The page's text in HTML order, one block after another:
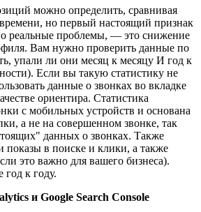
можно определить, сравнивая
но первый настоящий признак
реальные проблемы, — это снижение
Вам нужно проверить данные по
упали ли они месяц к месяцу И год к
Если вы такую статистику не
данные о звонках во вкладке
ориентира. Статистика
с мобильных устройств и основана
а не на совершенном звонке, так
данных о звонках. Также
показы в поиске и клики, а также
это важно для вашего бизнеса).
к году.
и Google Search Console